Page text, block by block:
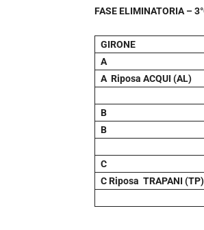
FASE ELIMINATORIA –
GIRONE
A
A Riposa ACQUI (AL)
B
B
C
C Riposa TRAPANI (TP)